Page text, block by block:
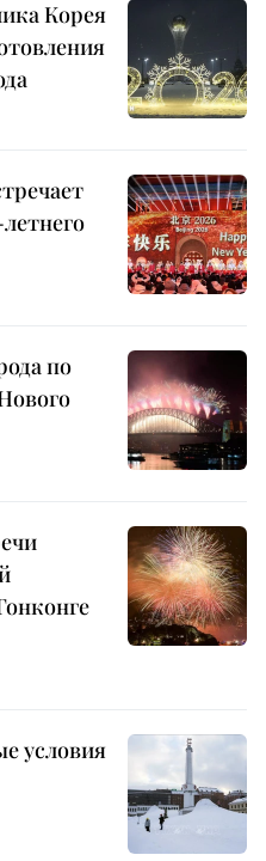
Корея
по
условия